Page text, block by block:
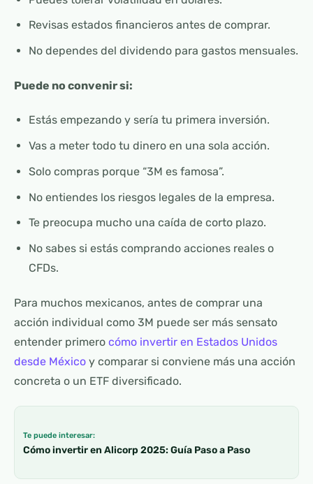
Revisas estados financieros antes de comprar.
No dependes del dividendo para gastos mensuales.
Puede no convenir si:
Estás empezando y sería tu primera inversión.
Vas a meter todo tu dinero en una sola acción.
Solo compras porque “3M es famosa”.
No entiendes los riesgos legales de la empresa.
Te preocupa mucho una caída de corto plazo.
No sabes si estás comprando acciones reales o
CFDs.
Para muchos mexicanos, antes de comprar una
acción individual como 3M puede ser más sensato
entender primero cómo invertir en Estados Unidos
desde México y comparar si conviene más una acción
concreta o un ETF diversificado.
Te puede interesar:
Cómo invertir en Alicorp 2025: Guía Paso a Paso